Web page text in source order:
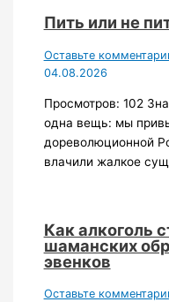
Пить или не
Оставьте
04.08.2026
Просмотров: 102
одна вещь: мы
дореволюционной
влачили жалкое
Как алкоголь
шаманских
эвенков
Оставьте